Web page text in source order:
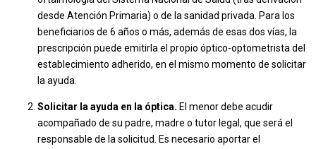
desde Atención Primaria) o de la sanidad privada. Para los
beneficiarios de 6 años o más, además de esas dos vías, la
prescripción puede emitirla el propio óptico-optometrista del
establecimiento adherido, en el mismo momento de solicitar
la ayuda.
Solicitar la ayuda en la óptica. El menor debe acudir
acompañado de su padre, madre o tutor legal, que será el
responsable de la solicitud. Es necesario aportar el